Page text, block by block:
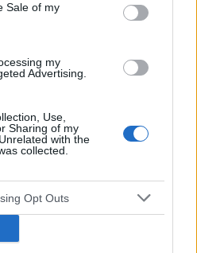
Sale of my
my
Advertising.
Use,
Sharing of my
with the
collected.
Opt Outs
pomagać chronić zdrowie